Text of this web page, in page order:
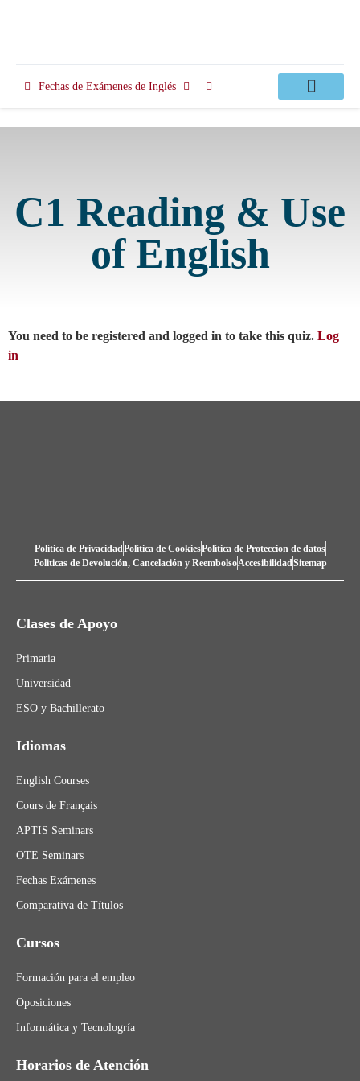
Fechas de Exámenes de Inglés
C1 Reading & Use
of English
You need to be registered and logged in to take this quiz. Log
in
Política de PrivacidadPolítica de CookiesPolítica de Proteccion de datos
Politicas de Devolución, Cancelación y ReembolsoAccesibilidadSitemap
Clases de Apoyo
Primaria
Universidad
ESO y Bachillerato
Idiomas
English Courses
Cours de Français
APTIS Seminars
OTE Seminars
Fechas Exámenes
Comparativa de Títulos
Cursos
Formación para el empleo
Oposiciones
Informática y Tecnologría
Horarios de Atención